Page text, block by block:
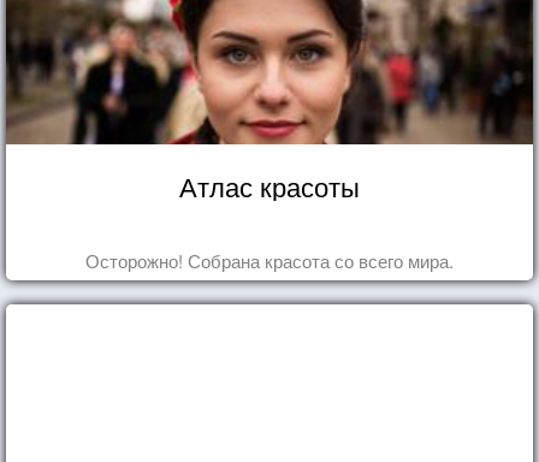
Атлас красоты
Осторожно! Собрана красота со всего мира.